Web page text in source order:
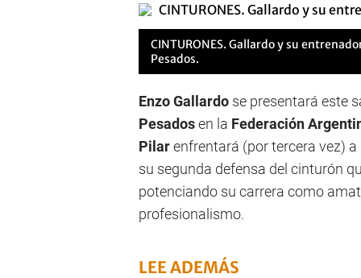
CINTURONES. Gallardo y su
Pesados.
Enzo Gallardo se presentará este
Pesadosen la Federación
Pilarenfrentará (por tercera vez) a
su segunda defensa del cinturón
potenciando su carrera como
profesionalismo.
LEE ADEMÁS